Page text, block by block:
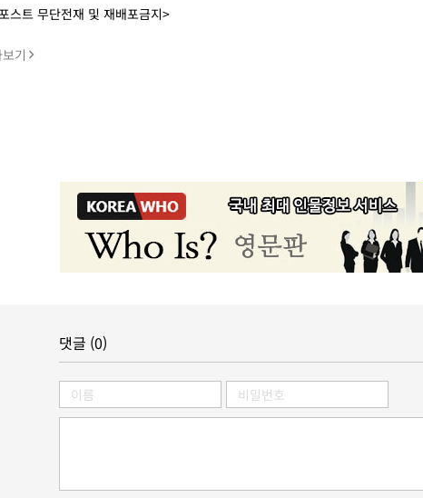
스트 무단전재 및 재배포금지>
기
댓글 (0)